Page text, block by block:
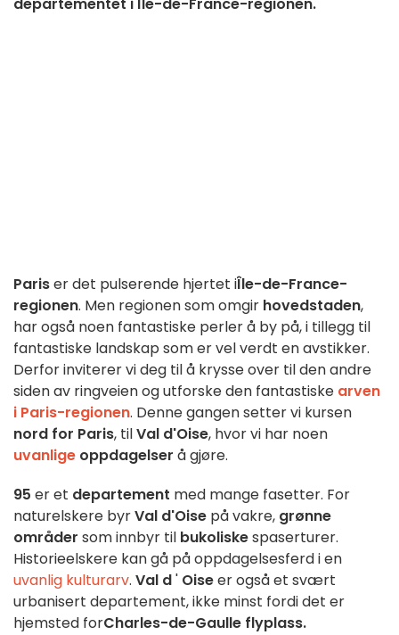
departementet i Île-de-France-regionen.
Pariser det pulserende hjertet iÎle-de-France-
regionen. Men regionen som omgir hovedstaden,
har også noen fantastiske perler å by på, i tillegg til
fantastiske landskap som er vel verdt en avstikker.
Derfor inviterer vi deg til å krysse over til den andre
siden av ringveien og utforske den fantastiske arven
i Paris-regionen. Denne gangen setter vi kursen
nord for Paris, tilVal d'Oise, hvor vi har noen
uvanlige oppdagelser å gjøre.
95 er et departement med mange fasetter. For
naturelskere byrVal d'Oise på vakre, grønne
områder som innbyr til bukoliskespaserturer.
Historieelskere kan gå på oppdagelsesferd i en
uvanlig kulturarv. Val d' Oiseer også et svært
urbanisert departement, ikke minst fordi det er
hjemsted forCharles-de-Gaulle flyplass.